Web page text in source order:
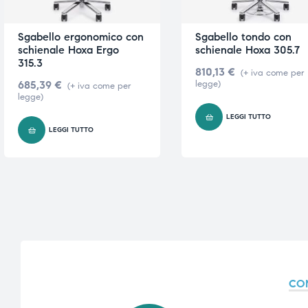
Sgabello ergonomico con
schienale Hoxa Ergo
315.3
685,39 € (+ iva come per
legge)
LEGGI TUTTO
Sgabello tondo con
schienale Hoxa 305.7
810,13€ (+ iva come per
legge)
LEGGI TUTTO